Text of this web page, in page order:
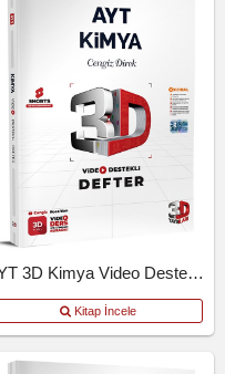
AYT 3D Kimya Video Destekli Defter
Kitap İncele